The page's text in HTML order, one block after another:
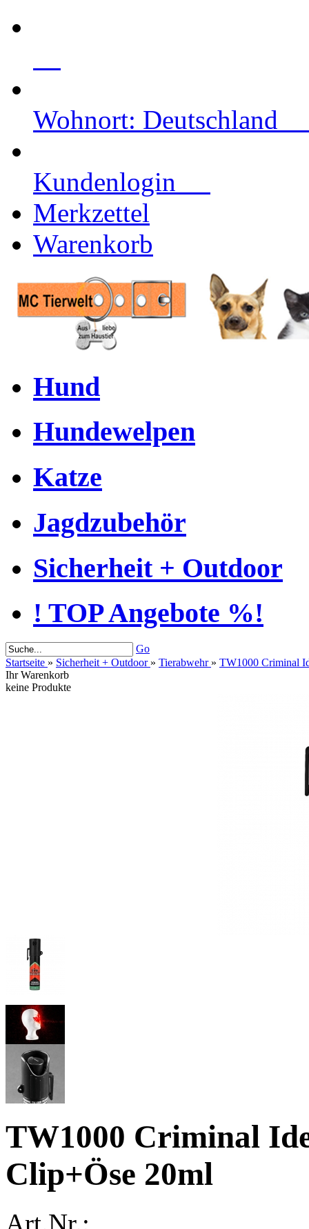
Wohnort:
Kundenlogin
Merkzettel
Warenkorb
Hund
Hundewelpen
Katze
Jagdzubehör
Sicherheit + Outdoor
! TOP Angebote %!
Go
Startseite » Sicherheit + Outdoor » Tierabwehr » TW1000 Criminal
Ihr Warenkorb
keine Produkte
TW1000 Criminal
Clip+Öse 20ml